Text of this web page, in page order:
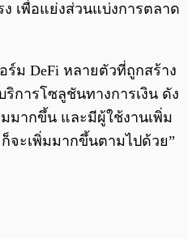
เพื่อแย่งส่วนแบ่งการตลาด
ม DeFi หลายตัวที่ถูกสร้าง
การโซลูชันทางการเงิน ดัง
มมากขึ้น และมีผู้ใช้งานเพิ่ม
จะเพิ่มมากขึ้นตามไปด้วย”